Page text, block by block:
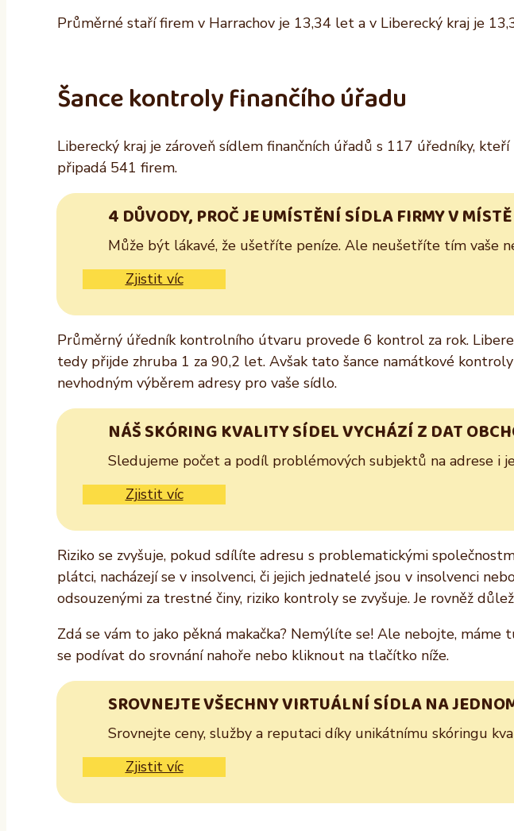
Průměrné staří firem v Harrachov je 13,34 let a v Liberecký kraj je
Šance kontroly finančího úřadu
Liberecký kraj je zároveň sídlem finančních úřadů s 117 úředníky,
připadá 541 firem.
4 DŮVODY, PROČ JE UMÍSTĚNÍ SÍDLA FIRMY V
Může být lákavé, že ušetříte peníze. Ale neušetříte tím vaše
Zjistit víc
Průměrný úředník kontrolního útvaru provede 6 kontrol za rok.
tedy přijde zhruba 1 za 90,2 let. Avšak tato šance namátkové
nevhodným výběrem adresy pro vaše sídlo.
NÁŠ SKÓRING KVALITY SÍDEL VYCHÁZÍ Z DAT
Sledujeme počet a podíl problémových subjektů na adrese i
Zjistit víc
Riziko se zvyšuje, pokud sdílíte adresu s problematickými
plátci, nacházejí se v insolvenci, či jejich jednatelé jsou v insolvenci
odsouzenými za trestné činy, riziko kontroly se zvyšuje. Je rovněž
Zdá se vám to jako pěkná makačka? Nemýlíte se! Ale nebojte,
se podívat do srovnání nahoře nebo kliknout na tlačítko níže.
SROVNEJTE VŠECHNY VIRTUÁLNÍ SÍDLA NA
Srovnejte ceny, služby a reputaci díky unikátnímu skóringu
Zjistit víc